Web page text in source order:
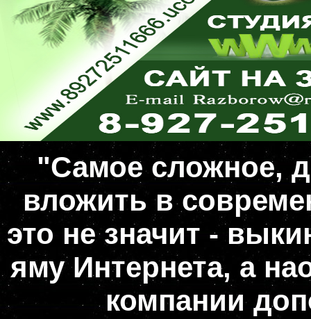
"Самое сложное,
вложить в
это не значит -
яму Интернета, а
компании